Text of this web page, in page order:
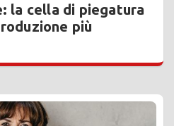
la cella di piegatura
più